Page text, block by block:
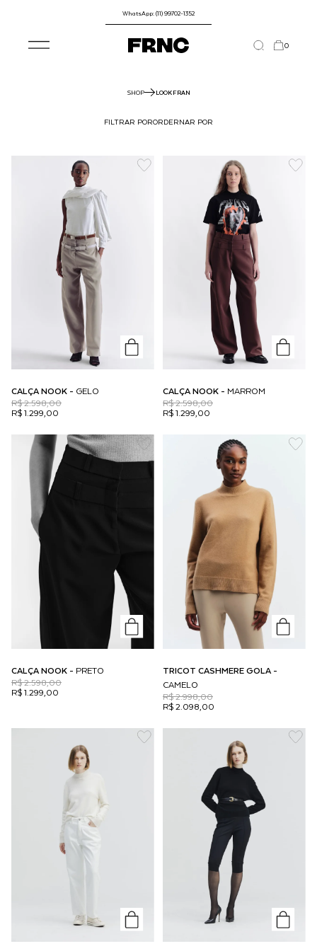
WhatsApp: (11) 99702-1352
0
SHOP LOOKFRAN
FILTRAR PORORDERNAR POR
CALÇA NOOK - GELO
R$ 1.299,00
R$ 2.598,00
CALÇA NOOK - MARROM
R$ 1.299,00
R$ 2.598,00
CALÇA NOOK - PRETO
R$ 1.299,00
R$ 2.598,00
TRICOT CASHMERE GOLA -
CAMELO
R$ 2.098,00
R$ 2.998,00